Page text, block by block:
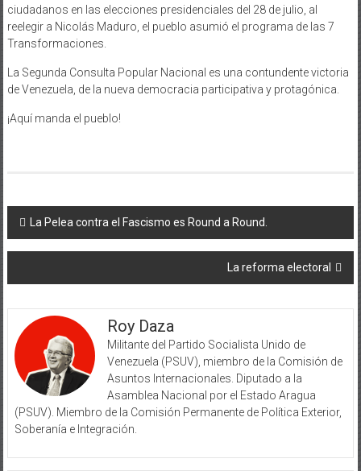
ciudadanos en las elecciones presidenciales del 28 de julio, al
reelegir a Nicolás Maduro, el pueblo asumió el programa de las 7
Transformaciones.
La Segunda Consulta Popular Nacional es una contundente victoria
de Venezuela, de la nueva democracia participativa y protagónica.
¡Aquí manda el pueblo!
Navegación
de
entradas
La Pelea contra el Fascismo es Round a Round.
La reforma electoral
Roy Daza
Militante del Partido Socialista Unido de
Venezuela (PSUV), miembro de la Comisión de
Asuntos Internacionales. Diputado a la
Asamblea Nacional por el Estado Aragua
(PSUV). Miembro de la Comisión Permanente de Política Exterior,
Soberanía e Integración.